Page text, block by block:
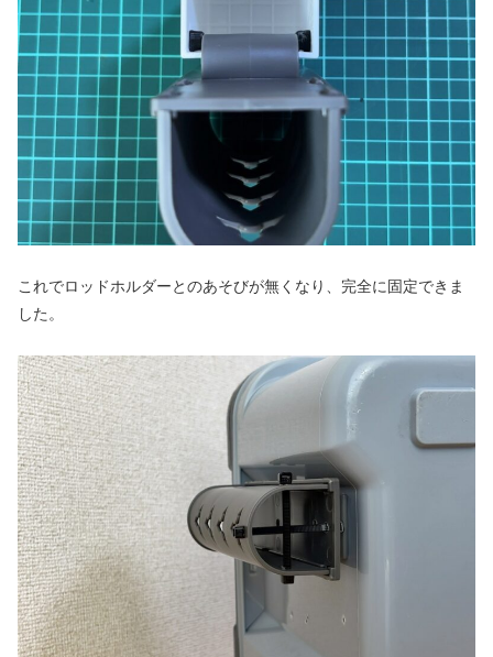
これでロッドホルダーとのあそびが無くなり、完全に固定できま
した。